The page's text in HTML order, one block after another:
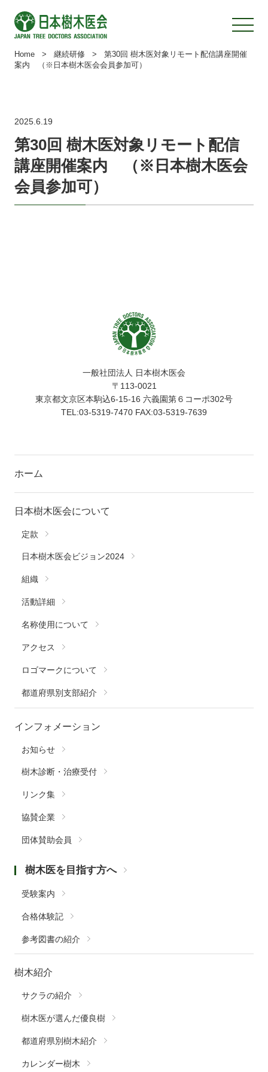
Home > 継続研修 >
第30回 樹木医対象リモート配信講座開催
案内 （※日本樹木医会会員参加可）
2025.6.19
第30回 樹木医対象リモート配信
講座開催案内 （※日本樹木医会
会員参加可）
一般社団法人 日本樹木医会
〒113-0021
東京都文京区本駒込6-15-16 六義園第６コーポ302号
TEL:03-5319-7470 FAX:03-5319-7639
ホーム
日本樹木医会について
定款
日本樹木医会ビジョン2024
組織
活動詳細
名称使用について
アクセス
ロゴマークについて
都道府県別支部紹介
インフォメーション
お知らせ
樹木診断・治療受付
リンク集
協賛企業
団体賛助会員
樹木医を目指す方へ
受験案内
合格体験記
参考図書の紹介
樹木紹介
サクラの紹介
樹木医が選んだ優良樹
都道府県別樹木紹介
カレンダー樹木